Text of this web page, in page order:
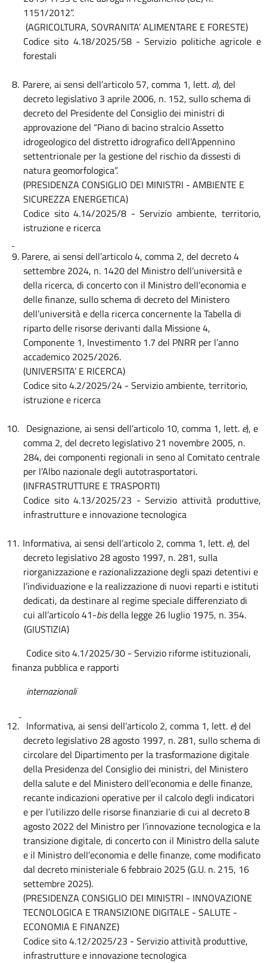
1151/2012”.
(AGRICOLTURA, SOVRANITA’ ALIMENTARE E FORESTE)
Codice sito 4.18/2025/58 - Servizio politiche agricole e
forestali
8. Parere, ai sensi dell’articolo 57, comma 1, lett. a), del
decreto legislativo 3 aprile 2006, n. 152, sullo schema di
decreto del Presidente del Consiglio dei ministri di
approvazione del “Piano di bacino stralcio Assetto
idrogeologico del distretto idrografico dell’Appennino
settentrionale per la gestione del rischio da dissesti di
natura geomorfologica”.
(PRESIDENZA CONSIGLIO DEI MINISTRI - AMBIENTE E
SICUREZZA ENERGETICA)
Codice sito 4.14/2025/8 - Servizio ambiente, territorio,
istruzione e ricerca
9. Parere, ai sensi dell’articolo 4, comma 2, del decreto 4
settembre 2024, n. 1420 del Ministro dell’università e
della ricerca, di concerto con il Ministro dell'economia e
delle finanze, sullo schema di decreto del Ministero
dell’università e della ricerca concernente la Tabella di
riparto delle risorse derivanti dalla Missione 4,
Componente 1, Investimento 1.7 del PNRR per l’anno
accademico 2025/2026.
(UNIVERSITA’ E RICERCA)
Codice sito 4.2/2025/24 - Servizio ambiente, territorio,
istruzione e ricerca
10. Designazione, ai sensi dell’articolo 10, comma 1, lett. e), e
comma 2, del decreto legislativo 21 novembre 2005, n.
284, dei componenti regionali in seno al Comitato centrale
per l’Albo nazionale degli autotrasportatori.
(INFRASTRUTTURE E TRASPORTI)
Codice sito 4.13/2025/23 - Servizio attività produttive,
infrastrutture e innovazione tecnologica
11. Informativa, ai sensi dell’articolo 2, comma 1, lett. e), del
decreto legislativo 28 agosto 1997, n. 281, sulla
riorganizzazione e razionalizzazione degli spazi detentivi e
l’individuazione e la realizzazione di nuovi reparti e istituti
dedicati, da destinare al regime speciale differenziato di
cui all’articolo 41-bisdella legge 26 luglio 1975, n. 354.
(GIUSTIZIA)
Codice sito 4.1/2025/30 - Servizio riforme istituzionali,
finanza pubblica e rapporti
internazionali
12. Informativa, ai sensi dell’articolo 2, comma 1, lett. e) del
decreto legislativo 28 agosto 1997, n. 281, sullo schema di
circolare del Dipartimento per la trasformazione digitale
della Presidenza del Consiglio dei ministri, del Ministero
della salute e del Ministero dell’economia e delle finanze,
recante indicazioni operative per il calcolo degli indicatori
e per l’utilizzo delle risorse finanziarie di cui al decreto 8
agosto 2022 del Ministro per l’innovazione tecnologica e la
transizione digitale, di concerto con il Ministro della salute
e il Ministro dell’economia e delle finanze, come modificato
dal decreto ministeriale 6 febbraio 2025 (G.U. n. 215, 16
settembre 2025).
(PRESIDENZA CONSIGLIO DEI MINISTRI - INNOVAZIONE
TECNOLOGICA E TRANSIZIONE DIGITALE - SALUTE -
ECONOMIA E FINANZE)
Codice sito 4.12/2025/23 - Servizio attività produttive,
infrastrutture e innovazione tecnologica